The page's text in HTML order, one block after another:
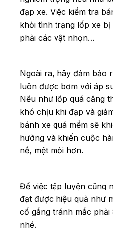
đạp xe. Việc kiểm tra
khỏi tình trạng lốp xe
phải các vật nhọn…
Ngoài ra, hãy đảm bảo
luôn được bơm với áp
Nếu như lốp quá căng
khó chịu khi đạp và
bánh xe quá mềm sẽ
hưởng và khiến cuộc
nề, mệt mỏi hơn.
Để việc tập luyện cũng
đạt được hiệu quả như
cố gắng tránh mắc
nhé.